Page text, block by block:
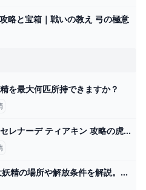
略と宝箱｜戦いの教え 弓の極意
を最大何匹所持できますか？
大妖精に捧げるセレナーデ ティアキン 攻略の虎（ゼルダ ティアーズオブザキングダム）
【ゼルダ ティアキン攻略】大妖精の場所や解放条件を解説。防具を強化しよう【ティアーズ オブ ザ キングダム】 ゲーム・エンタメ最新情報のファミ通.com